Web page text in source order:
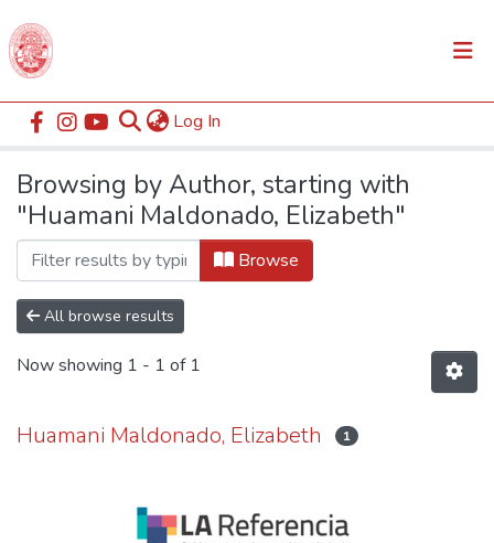
Log In
Communities & Collections
All of DSpace
Home Browse by Author
Browsing by Author, starting with
"Huamani Maldonado, Elizabeth"
Browse
All browse results
Now showing 1 - 1 of 1
Huamani Maldonado, Elizabeth 1